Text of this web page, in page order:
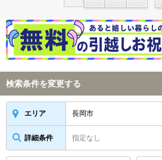
検索条件を変更する
エリア 長岡市
詳細条件 指定なし